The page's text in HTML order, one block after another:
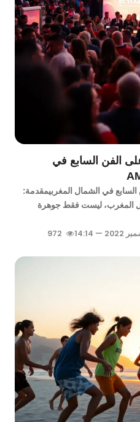
الفن السابع في
في الشمال المغربيمقدمة:
المغرب، ليست فقط جوهرة